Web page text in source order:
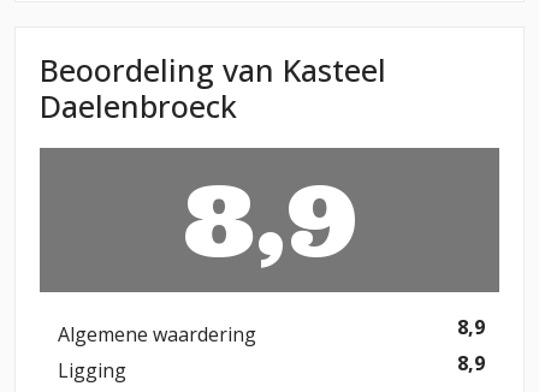
Beoordeling van Kasteel
Daelenbroeck
8,9
Algemene waardering
8,9
Ligging
8,9